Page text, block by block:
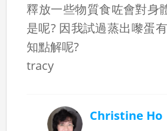
釋放一些物質食咗會對身
是呢? 因我試過蒸出嚟蛋
知點解呢?
tracy
Christine Ho